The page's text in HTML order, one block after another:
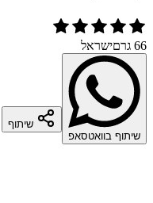
66 גרם ישראל
שיתוף בוואטסאפ
שיתוף